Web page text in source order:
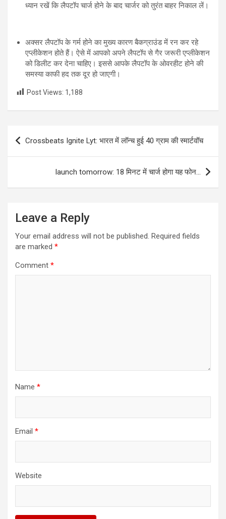
ध्यान रखें कि लैपटॉप चार्ज होने के बाद चार्जर को तुरंत बाहर निकाल लें।
अक्सर लैपटॉप के गर्म होने का मुख्य कारण बैकग्राउंड में रन कर रहे
एप्लीकेशन होते हैं। ऐसे में आपको अपने लैपटॉप से गैर जरूरी एप्लीकेशन
को डिलीट कर देना चाहिए। इससे आपके लैपटॉप के ओवरहीट होने की
समस्या काफी हद तक दूर हो जाएगी।
Post Views: 1,188
Post
navigation
Crossbeats Ignite Lyt: भारत में लॉन्च हुई 40 ग्राम की स्मार्टवॉच
launch tomorrow: 18 मिनट में चार्ज होगा यह फोन…
Leave a Reply
Your email address will not be published. Required fields
are marked *
Comment *
Name *
Email *
Website